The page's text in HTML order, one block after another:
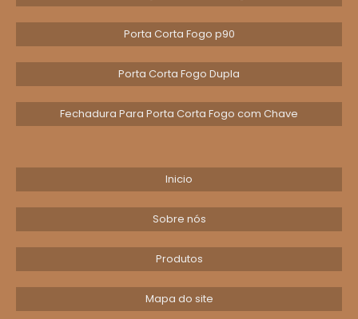
Porta Corta Fogo p90
Porta Corta Fogo Dupla
Fechadura Para Porta Corta Fogo com Chave
Inicio
Sobre nós
Produtos
Mapa do site